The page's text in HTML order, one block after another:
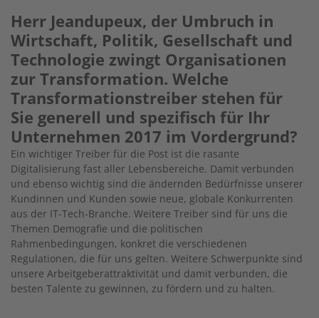
Herr Jeandupeux, der Umbruch in
Wirtschaft, Politik, Gesellschaft und
Technologie zwingt Organisationen
zur Transformation. Welche
Transformationstreiber stehen für
Sie generell und spezifisch für Ihr
Unternehmen 2017 im Vordergrund?
Ein wichtiger Treiber für die Post ist die rasante
Digitalisierung fast aller Lebensbereiche. Damit verbunden
und ebenso wichtig sind die ändernden Bedürfnisse unserer
Kundinnen und Kunden sowie neue, globale Konkurrenten
aus der IT-Tech-Branche. Weitere Treiber sind für uns die
Themen Demografie und die politischen
Rahmenbedingungen, konkret die verschiedenen
Regulationen, die für uns gelten. Weitere Schwerpunkte sind
unsere Arbeitgeberattraktivität und damit verbunden, die
besten Talente zu gewinnen, zu fördern und zu halten.